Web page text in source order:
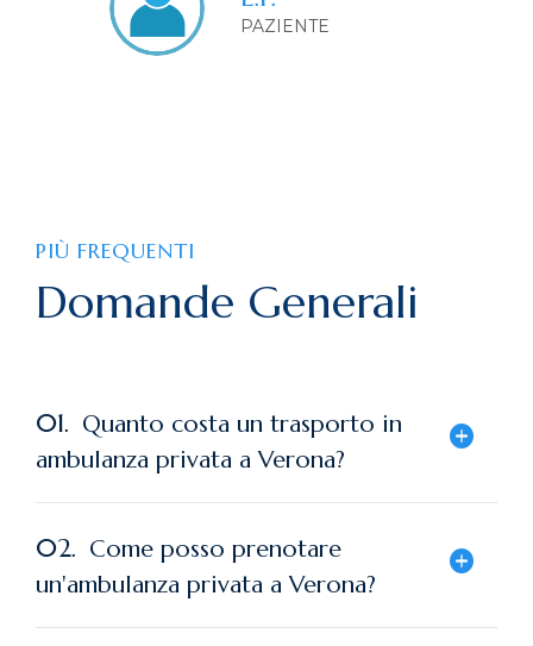
PAZIENTE
PIÙ FREQUENTI
Domande Generali
01. Quanto costa un trasporto in
ambulanza privata a Verona?
02. Come posso prenotare
un'ambulanza privata a Verona?